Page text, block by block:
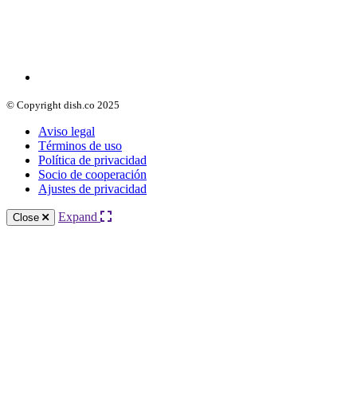
© Copyright dish.co 2025
Aviso legal
Términos de uso
Política de privacidad
Socio de cooperación
Ajustes de privacidad
Close Expand